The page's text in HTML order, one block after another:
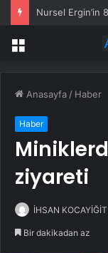
Menü
Anasayfa / Haber
Haber
ziyareti
İHSAN KOCAYİĞİT
Bir dakikadan az